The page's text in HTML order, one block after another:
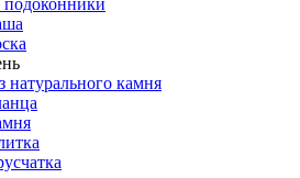
натурального камня